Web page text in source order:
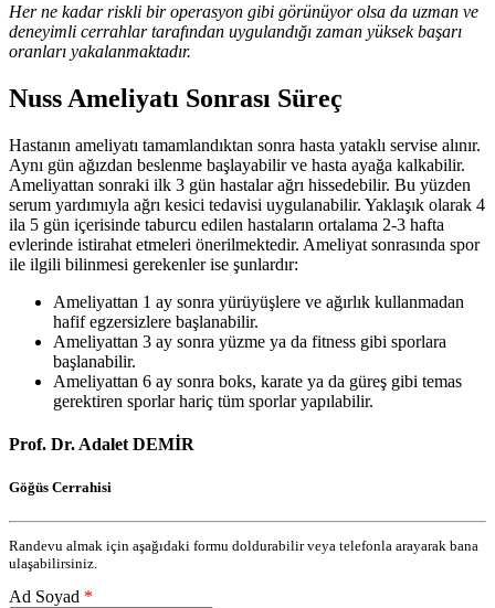
Her ne kadar riskli bir operasyon gibi görünüyor olsa da uzman ve
deneyimli cerrahlar tarafından uygulandığı zaman yüksek başarı
oranları yakalanmaktadır.
Nuss Ameliyatı Sonrası Süreç
Hastanın ameliyatı tamamlandıktan sonra hasta yataklı servise alınır.
Aynı gün ağızdan beslenme başlayabilir ve hasta ayağa kalkabilir.
Ameliyattan sonraki ilk 3 gün hastalar ağrı hissedebilir. Bu yüzden
serum yardımıyla ağrı kesici tedavisi uygulanabilir. Yaklaşık olarak 4
ila 5 gün içerisinde taburcu edilen hastaların ortalama 2-3 hafta
evlerinde istirahat etmeleri önerilmektedir. Ameliyat sonrasında spor
ile ilgili bilinmesi gerekenler ise şunlardır:
Ameliyattan 1 ay sonra yürüyüşlere ve ağırlık kullanmadan
hafif egzersizlere başlanabilir.
Ameliyattan 3 ay sonra yüzme ya da fitness gibi sporlara
başlanabilir.
Ameliyattan 6 ay sonra boks, karate ya da güreş gibi temas
gerektiren sporlar hariç tüm sporlar yapılabilir.
Prof. Dr. Adalet DEMİR
Göğüs Cerrahisi
Randevu almak için aşağıdaki formu doldurabilir veya telefonla arayarak bana
ulaşabilirsiniz.
Ad Soyad *